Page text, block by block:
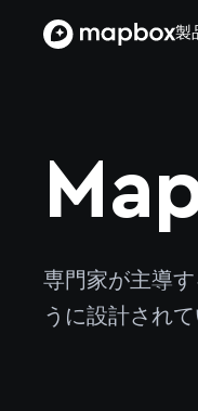
製
専門家が主導
うに設計されて